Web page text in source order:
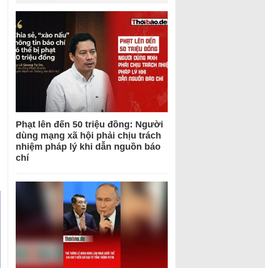
Phạt lên đến 50 triệu đồng: Người
dùng mạng xã hội phải chịu trách
nhiệm pháp lý khi dẫn nguồn báo
chí